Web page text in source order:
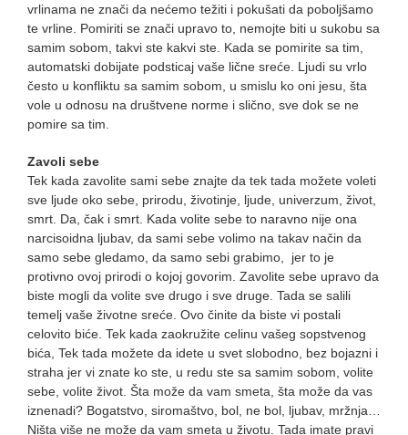
vrlinama ne znači da nećemo težiti i pokušati da poboljšamo
te vrline. Pomiriti se znači upravo to, nemojte biti u sukobu sa
samim sobom, takvi ste kakvi ste. Kada se pomirite sa tim,
automatski dobijate podsticaj vaše lične sreće. Ljudi su vrlo
često u konfliktu sa samim sobom, u smislu ko oni jesu, šta
vole u odnosu na društvene norme i slično, sve dok se ne
pomire sa tim.
Zavoli sebe
Tek kada zavolite sami sebe znajte da tek tada možete voleti
sve ljude oko sebe, prirodu, životinje, ljude, univerzum, život,
smrt. Da, čak i smrt. Kada volite sebe to naravno nije ona
narcisoidna ljubav, da sami sebe volimo na takav način da
samo sebe gledamo, da samo sebi grabimo, jer to je
protivno ovoj prirodi o kojoj govorim. Zavolite sebe upravo da
biste mogli da volite sve drugo i sve druge. Tada se salili
temelj vaše životne sreće. Ovo činite da biste vi postali
celovito biće. Tek kada zaokružite celinu vašeg sopstvenog
bića, Tek tada možete da idete u svet slobodno, bez bojazni i
straha jer vi znate ko ste, u redu ste sa samim sobom, volite
sebe, volite život. Šta može da vam smeta, šta može da vas
iznenadi? Bogatstvo, siromaštvo, bol, ne bol, ljubav, mržnja…
Ništa više ne može da vam smeta u životu. Tada imate pravi